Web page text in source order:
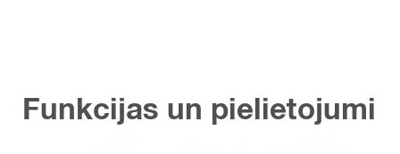
Funkcijas un pielietojumi